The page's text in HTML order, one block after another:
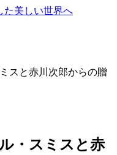
た美しい世界へ
スと赤川次郎からの贈
・スミスと赤